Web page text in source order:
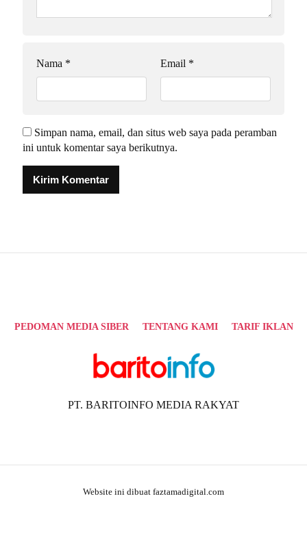
Nama * Email *
Simpan nama, email, dan situs web saya pada peramban
ini untuk komentar saya berikutnya.
PEDOMAN MEDIA SIBER TENTANG KAMI TARIF IKLAN
PT. BARITOINFO MEDIA RAKYAT
Website ini dibuat faztamadigital.com